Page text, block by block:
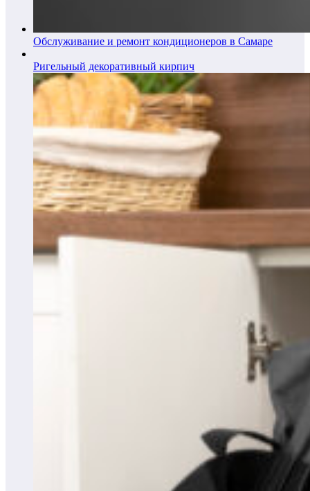
Обслуживание и ремонт кондиционеров в Самаре
Ригельный декоративный кирпич